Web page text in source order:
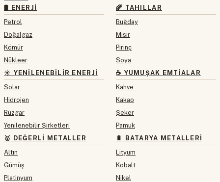
🛢 ENERJI
Petrol
Doğalgaz
Kömür
Nükleer
☀️ YENILENEBILIR ENERJI
Solar
Hidrojen
Rüzgar
Yenilenebilir Şirketleri
🥇 DEĞERLI METALLER
Altın
Gümüş
Platinyum
🌾 TAHILLAR
Buğday
Mısır
Pirinç
Soya
☕ YUMUŞAK EMTIALAR
Kahve
Kakao
Şeker
Pamuk
🔋 BATARYA METALLERI
Lityum
Kobalt
Nikel